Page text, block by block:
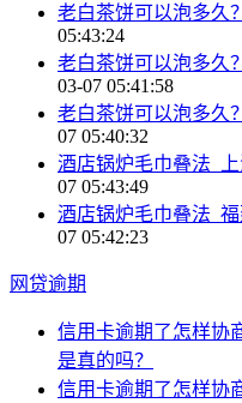
老白茶饼可以泡多久
05:43:24
老白茶饼可以泡多久
03-07 05:41:58
老白茶饼可以泡多久
07 05:40:32
酒店锅炉毛巾叠法_
07 05:43:49
酒店锅炉毛巾叠法_
07 05:42:23
网贷逾期
信用卡逾期了怎样协
是真的吗？
信用卡逾期了怎样协